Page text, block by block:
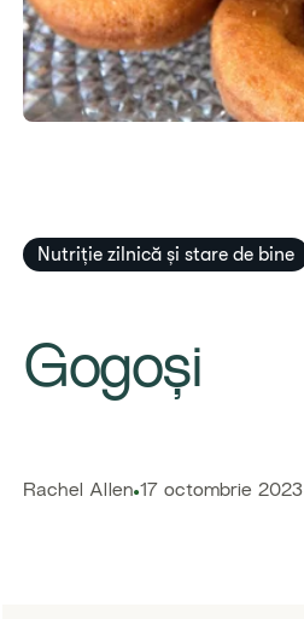
Nutriție zilnică și stare de bine
​​Gogoși​
​​Rachel Allen​ 17 octombrie 2023